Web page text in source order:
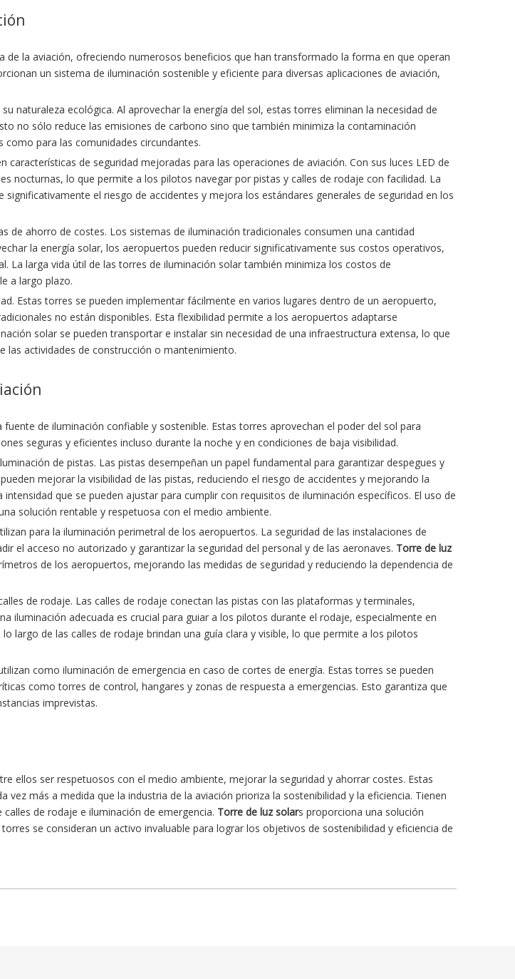
la aviación, ofreciendo numerosos beneficios que han transformado la forma en que operan
un sistema de iluminación sostenible y eficiente para diversas aplicaciones de aviación,
naturaleza ecológica. Al aprovechar la energía del sol, estas torres eliminan la necesidad de
no sólo reduce las emisiones de carbono sino que también minimiza la contaminación
para las comunidades circundantes.
de seguridad mejoradas para las operaciones de aviación. Con sus luces LED de
nocturnas, lo que permite a los pilotos navegar por pistas y calles de rodaje con facilidad. La
el riesgo de accidentes y mejora los estándares generales de seguridad en los
ahorro de costes. Los sistemas de iluminación tradicionales consumen una cantidad
la energía solar, los aeropuertos pueden reducir significativamente sus costos operativos,
La larga vida útil de las torres de iluminación solar también minimiza los costos de
a largo plazo.
Estas torres se pueden implementar fácilmente en varios lugares dentro de un aeropuerto,
no están disponibles. Esta flexibilidad permite a los aeropuertos adaptarse
solar se pueden transportar e instalar sin necesidad de una infraestructura extensa, lo que
las actividades de construcción o mantenimiento.
de iluminación confiable y sostenible. Estas torres aprovechan el poder del sol para
seguras y eficientes incluso durante la noche y en condiciones de baja visibilidad.
de pistas. Las pistas desempeñan un papel fundamental para garantizar despegues y
mejorar la visibilidad de las pistas, reduciendo el riesgo de accidentes y mejorando la
que se pueden ajustar para cumplir con requisitos de iluminación específicos. El uso de
solución rentable y respetuosa con el medio ambiente.
para la iluminación perimetral de los aeropuertos. La seguridad de las instalaciones de
el acceso no autorizado y garantizar la seguridad del personal y de las aeronaves. Torre de luz
de los aeropuertos, mejorando las medidas de seguridad y reduciendo la dependencia de
de rodaje. Las calles de rodaje conectan las pistas con las plataformas y terminales,
iluminación adecuada es crucial para guiar a los pilotos durante el rodaje, especialmente en
largo de las calles de rodaje brindan una guía clara y visible, lo que permite a los pilotos
como iluminación de emergencia en caso de cortes de energía. Estas torres se pueden
como torres de control, hangares y zonas de respuesta a emergencias. Esto garantiza que
imprevistas.
ellos ser respetuosos con el medio ambiente, mejorar la seguridad y ahorrar costes. Estas
más a medida que la industria de la aviación prioriza la sostenibilidad y la eficiencia. Tienen
de rodaje e iluminación de emergencia. Torre de luz solars proporciona una solución
se consideran un activo invaluable para lograr los objetivos de sostenibilidad y eficiencia de